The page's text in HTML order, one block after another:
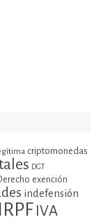
criptomonedas
DGT
exención
indefensión
IRPF IVA